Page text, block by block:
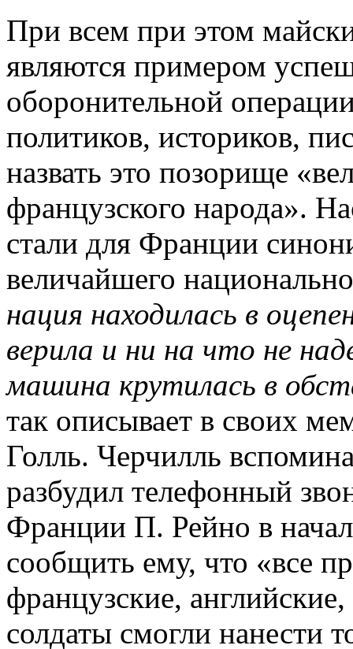
При всем при этом
являются примером
оборонительной
политиков, историков,
назвать это позорище
французского народа».
стали для Франции
величайшего
нация находилась в
верила и ни на что не
машина крутилась в
так описывает в своих
Голль. Черчилль
разбудил телефонный
Франции П. Рейно в
сообщить ему, что «все
французские,
солдаты смогли нанести